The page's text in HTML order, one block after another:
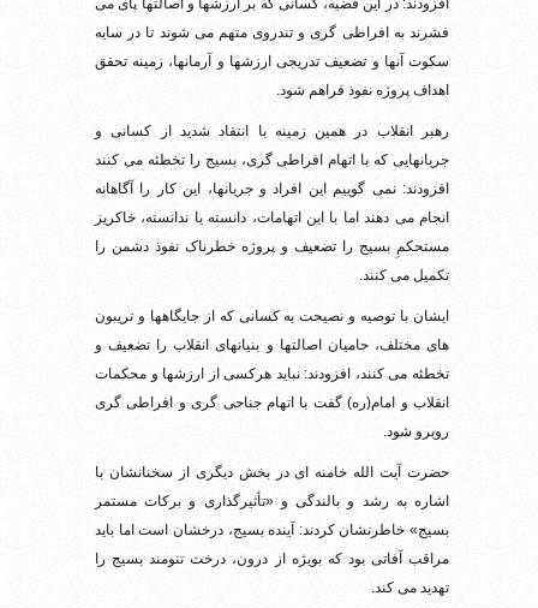
افزودند: در این قضیه، کسانی که بر ارزشها و اصالتها پای می
فشرند به افراطی گری و تندروی متهم می شوند تا در سایه
سکوت آنها و تضعیف تدریجی ارزشها و آرمانها، زمینه تحقق
اهداف پروژه نفوذ فراهم شود.
رهبر انقلاب در همین زمینه با انتقاد شدید از کسانی و
جریانهایی که با اتهام افراطی گری، بسیج را تخطئه می کنند
افزودند: نمی گوییم این افراد و جریانها، این کار را آگاهانه
انجام می دهند اما با این اتهامات، دانسته یا ندانسته، خاکریز
مستحکمِ بسیج را تضعیف و پروژه خطرناک نفوذ دشمن را
تکمیل می کنند.
ایشان با توصیه و نصیحت به کسانی که از جایگاهها و تریبون
های مختلف، حامیان اصالتها و بنیانهای انقلاب را تضعیف و
تخطئه می کنند، افزودند: نباید هرکسی از ارزشها و محکمات
انقلاب و امام(ره) گفت با اتهام جناحی گری و افراطی گری
روبرو شود.
حضرت آیت الله خامنه ای در بخش دیگری از سخنانشان با
اشاره به رشد و بالندگی و «تأثیرگذاری و برکات مستمر
بسیج» خاطرنشان کردند: آینده بسیج، درخشان است اما باید
مراقب آفاتی بود که بویژه از درون، درخت تنومند بسیج را
تهدید می کند.